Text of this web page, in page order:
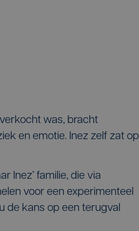
was, bracht
en emotie. Inez zelf zat op
Inez’ familie, die via
voor een experimenteel
de kans op een terugval